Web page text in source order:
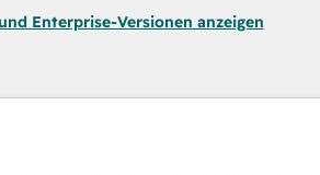
Enterprise-Versionen anzeigen